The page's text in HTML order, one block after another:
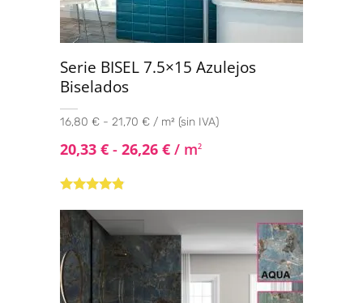
Serie BISEL 7.5×15 Azulejos
Biselados
16,80 € - 21,70 € / m² (sin IVA)
20,33 € - 26,26 € / m2
con4.67de